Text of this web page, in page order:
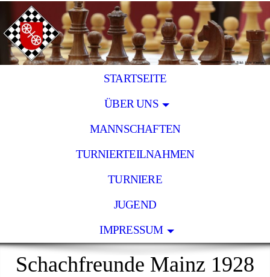
STARTSEITE
ÜBER UNS
MANNSCHAFTEN
TURNIERTEILNAHMEN
TURNIERE
JUGEND
IMPRESSUM
Schachfreunde Mainz 1928